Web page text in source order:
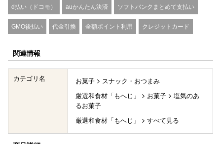
d払い（ドコモ） auかんたん決済 ソフトバンクまとめて支払い
GMO後払い 代金引換 全額ポイント利用 クレジットカード
関連情報
カテゴリ名 お菓子
スナック・おつまみ
厳選和食材「もへじ」
お菓子
塩気のあ
るお菓子
厳選和食材「もへじ」
すべて見る